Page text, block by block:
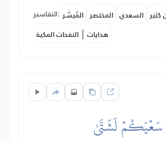
التفاسير: المُيسَّر المختصر السعدي كثير
النفحات المكية | هدايات
لَشَتَّىٰ